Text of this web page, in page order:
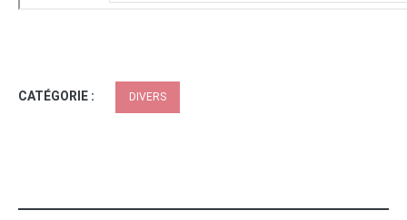
CATÉGORIE : DIVERS